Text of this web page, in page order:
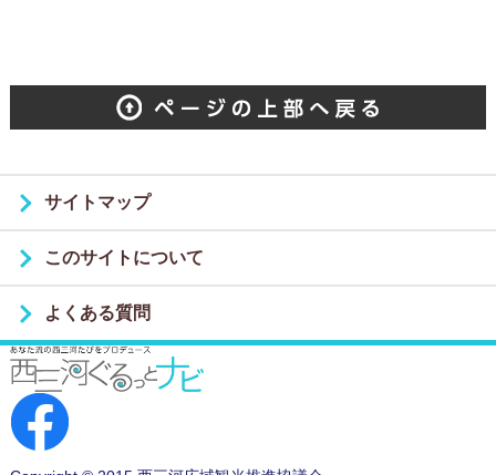
サイトマップ
このサイトについて
よくある質問